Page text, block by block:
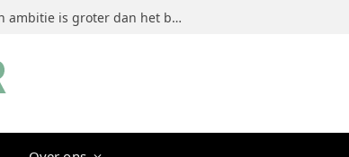
Jeanine Dorrestein (MultiTint): ‘Mijn ambitie is groter dan het bouwen van een succesvol merk’